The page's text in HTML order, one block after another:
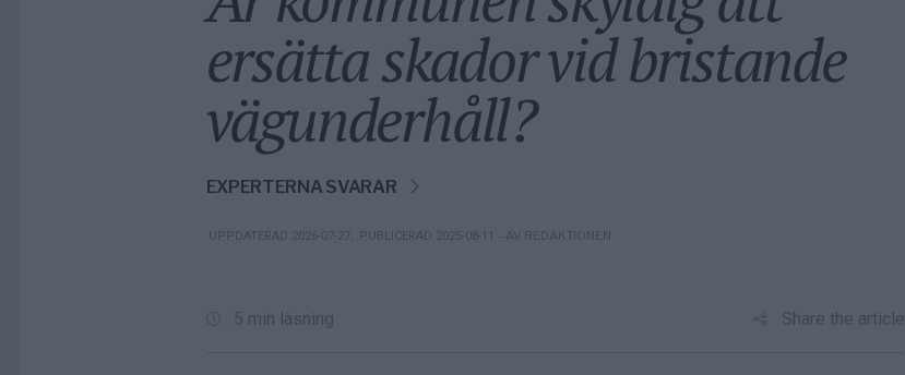
ersätta skador vid bristande
vägunderhåll?
EXPERTERNA SVARAR
UPPDATERAD 2026-07-27, PUBLICERAD 2025-08-11 – AV REDAKTIONEN
5 min läsning Share the article